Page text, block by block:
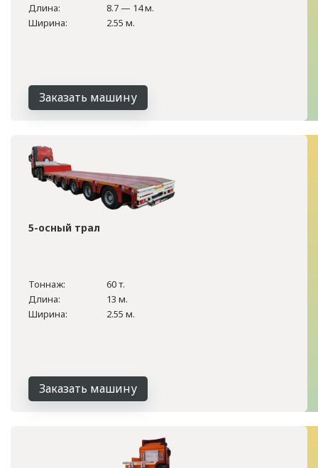
Длина:
8.7 — 14 м.
Ширина:
2.55 м.
Заказать машину
5-осный трал
Тоннаж:
60 т.
Длина:
13 м.
Ширина:
2.55 м.
Заказать машину